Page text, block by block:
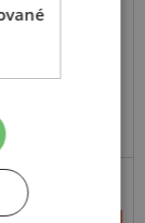
KVALITA / VÝKON